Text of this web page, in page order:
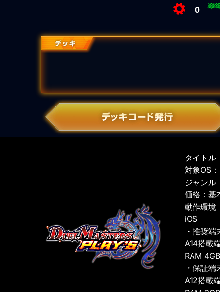
0
タイトル
対象OS
ジャンル
価格：基
動作環境
iOS
・推奨端
A14搭載
RAM
・保証端
A12搭載